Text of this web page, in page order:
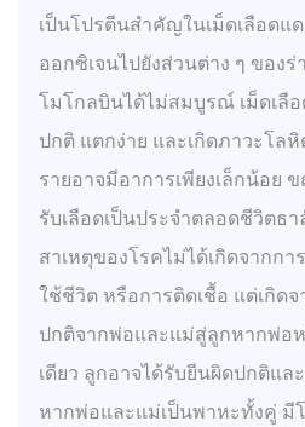
เป็นโปรตีนสำคัญในเม็ดเลือดแ
ออกซิเจนไปยังส่วนต่าง ๆ ของร่
โมโกลบินได้ไม่สมบูรณ์ เม็ดเลื
ปกติ แตกง่าย และเกิดภาวะโล
รายอาจมีอาการเพียงเล็กน้อย
รับเลือดเป็นประจำตลอดชีวิตธา
สาเหตุของโรคไม่ได้เกิดจากก
ใช้ชีวิต หรือการติดเชื้อ แต่เกิด
ปกติจากพ่อและแม่สู่ลูกหากพ่อ
เดียว ลูกอาจได้รับยีนผิดปกติแล
หากพ่อและแม่เป็นพาหะทั้งคู่ มี